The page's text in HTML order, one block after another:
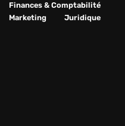
Finances & Comptabilité
Marketing
Juridique